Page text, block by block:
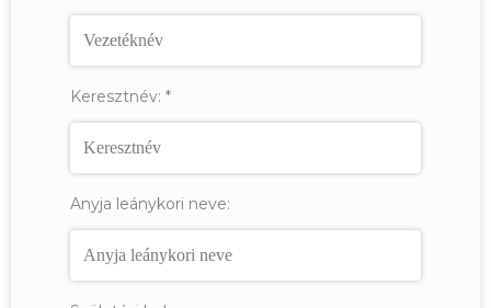
Keresztnév: *
Anyja leánykori neve: